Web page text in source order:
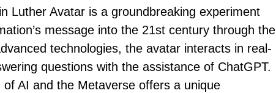
Luther Avatar is a groundbreaking experiment
message into the 21st century through the
technologies, the avatar interacts in real-
questions with the assistance of ChatGPT.
of AI and the Metaverse offers a unique